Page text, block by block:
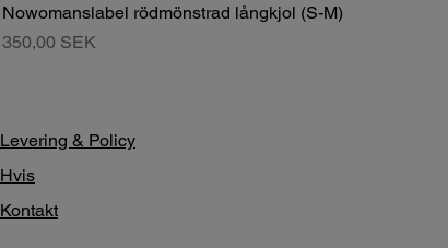
Nowomanslabel rödmönstrad långkjol (S-M)
Pris
350,00 SEK
Levering & Policy
Hvis
Kontakt